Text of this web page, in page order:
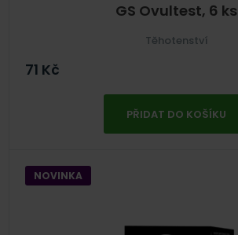
GS Ovultest, 6 ks
Těhotenství
71 Kč
PŘIDAT DO KOŠÍKU
NOVINKA